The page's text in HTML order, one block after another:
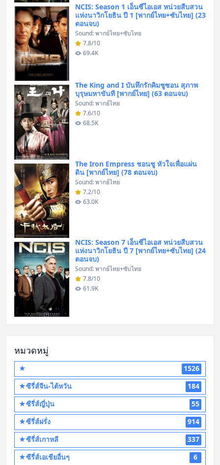
NCIS: Season 1 เอ็นซีไอเอส หน่วยสืบสวน
แห่งนาวิกโยธิน ปี 1 [พากย์ไทย+ซับไทย] (23
ตอนจบ)
Sound: พากย์ไทย+ซับไทย
7.8/10
69.4K
The King and I บันทึกรักคิมชูซอน สุภาพ
บุรุษมหาขันที [พากย์ไทย] (63 ตอนจบ)
Sound: พากย์ไทย
7.6/10
68.5K
The Iron Empress ชอนชู หัวใจเพื่อแผ่น
ดิน [พากย์ไทย] (78 ตอนจบ)
Sound: พากย์ไทย
7.2/10
63.0K
NCIS: Season 7 เอ็นซีไอเอส หน่วยสืบสวน
แห่งนาวิกโยธิน ปี 7 [พากย์ไทย+ซับไทย] (24
ตอนจบ)
Sound: พากย์ไทย+ซับไทย
7.8/10
61.9K
หมวดหมู่
★
1526
★ซีรี่ส์จีน-ไต้หวัน
184
★ซีรี่ส์ญี่ปุ่น
55
★ซีรี่ส์ฝรั่ง
914
★ซีรี่ส์เกาหลี
337
★ซีรี่ส์เอเชียอื่นๆ
6